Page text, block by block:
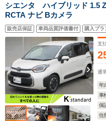
シエンタ ハイブリッド 1.5
RCTA ナビ Bカメラ
販売店保証 車両品質評価書付 購入プラ
支
通
年
車
保
住